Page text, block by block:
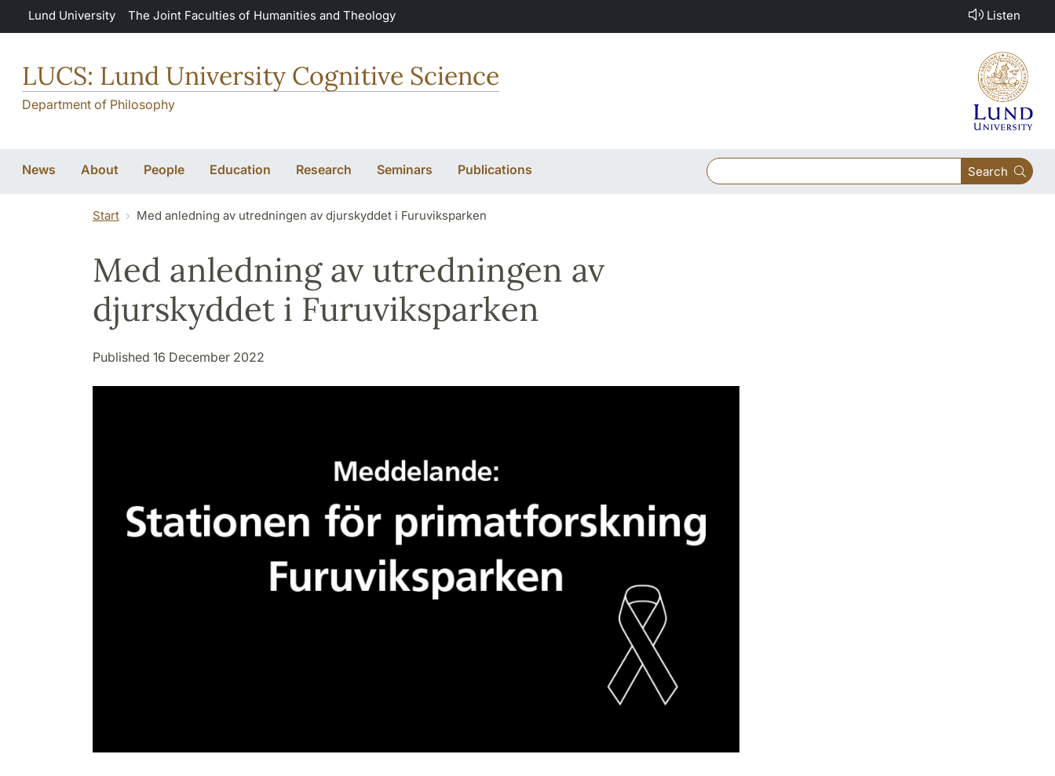
Skip to main content
Lund University The Joint Faculties of Humanities and Theology Listen
LUCS: Lund University Cognitive Science
Department of Philosophy
News About People Education Research Seminars Publications Search
Start Med anledning av utredningen av djurskyddet i Furuviksparken
Med anledning av utredningen av
djurskyddet i Furuviksparken
Published 16 December 2022